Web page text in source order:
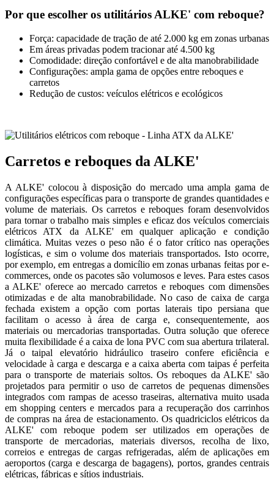
Por que escolher os utilitários ALKE' com reboque?
Força: capacidade de tração de até 2.000 kg em zonas urbanas
Em áreas privadas podem tracionar até 4.500 kg
Comodidade: direção confortável e de alta manobrabilidade
Configurações: ampla gama de opções entre reboques e
carretos
Redução de custos: veículos elétricos e ecológicos
Carretos e reboques da ALKE'
A ALKE' colocou à disposição do mercado uma ampla gama de
configurações específicas para o transporte de grandes quantidades e
volume de materiais. Os carretos e reboques foram desenvolvidos
para tornar o trabalho mais simples e eficaz dos veículos comerciais
elétricos ATX da ALKE' em qualquer aplicação e condição
climática. Muitas vezes o peso não é o fator crítico nas operações
logísticas, e sim o volume dos materiais transportados. Isto ocorre,
por exemplo, em entregas a domicílio em zonas urbanas feitas por e-
commerces, onde os pacotes são volumosos e leves. Para estes casos
a ALKE' oferece ao mercado carretos e reboques com dimensões
otimizadas e de alta manobrabilidade. No caso de caixa de carga
fechada existem a opção com portas laterais tipo persiana que
facilitam o acesso à área de carga e, consequentemente, aos
materiais ou mercadorias transportadas. Outra solução que oferece
muita flexibilidade é a caixa de lona PVC com sua abertura trilateral.
Já o taipal elevatório hidráulico traseiro confere eficiência e
velocidade à carga e descarga e a caixa aberta com taipas é perfeita
para o transporte de materiais soltos. Os reboques da ALKE' são
projetados para permitir o uso de carretos de pequenas dimensões
integrados com rampas de acesso traseiras, alternativa muito usada
em shopping centers e mercados para a recuperação dos carrinhos
de compras na área de estacionamento. Os quadriciclos elétricos da
ALKE' com reboque podem ser utilizados em operações de
transporte de mercadorias, materiais diversos, recolha de lixo,
correios e entregas de cargas refrigeradas, além de aplicações em
aeroportos (carga e descarga de bagagens), portos, grandes centrais
elétricas, fábricas e sítios industriais.